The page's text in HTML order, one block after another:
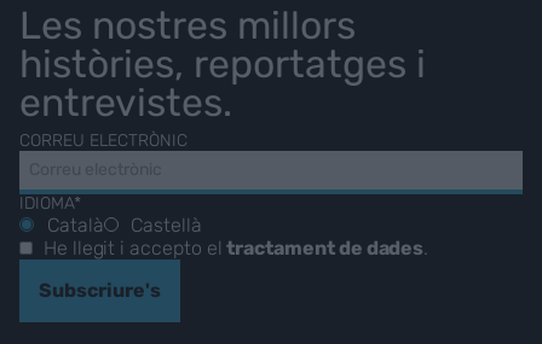
Les nostres millors
històries, reportatges i
entrevistes.
CORREU ELECTRÒNIC
IDIOMA*
Català
Castellà
He llegit i accepto eltractament de dades.
Subscriure's